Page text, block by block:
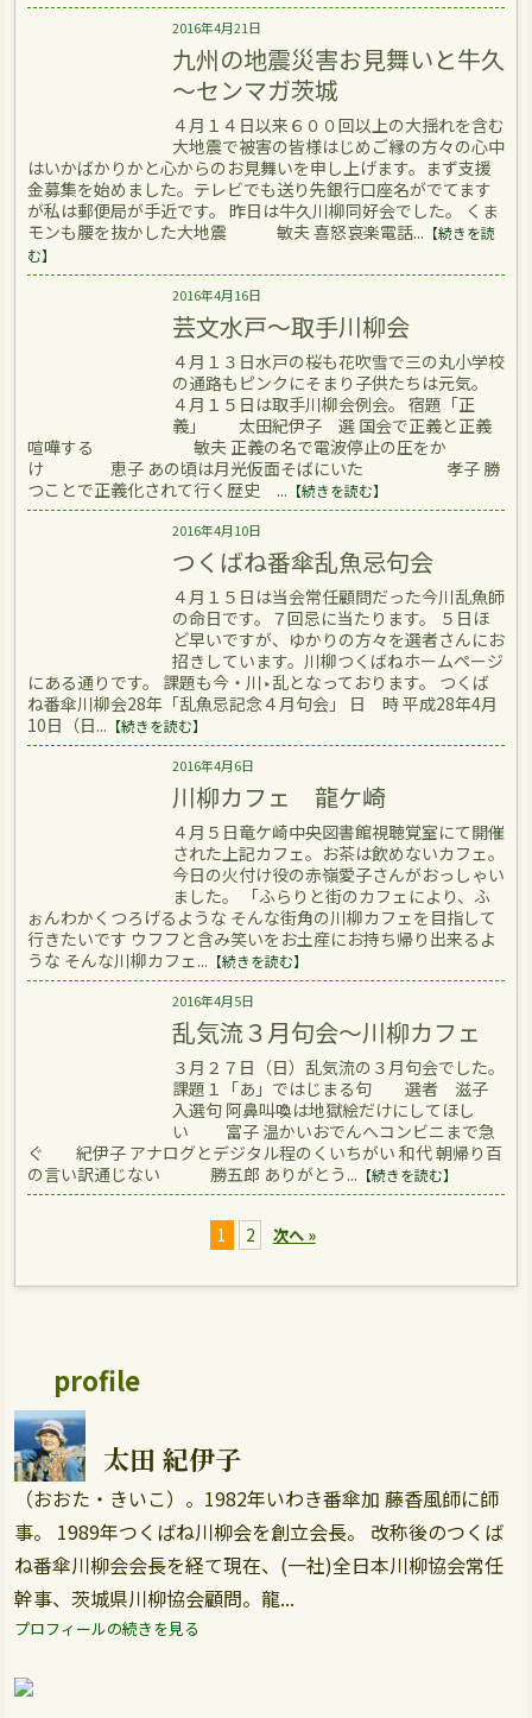
2016年4月21日
九州の地震災害お見舞いと牛久
～センマガ茨城
４月１４日以来６００回以上の大揺れを含む
大地震で被害の皆様はじめご縁の方々の心中
はいかばかりかと心からのお見舞いを申し上げます。まず支援
金募集を始めました。テレビでも送り先銀行口座名がでてます
が私は郵便局が手近です。 昨日は牛久川柳同好会でした。 くま
モンも腰を抜かした大地震 敏夫 喜怒哀楽電話... 【続きを読
む】
2016年4月16日
芸文水戸～取手川柳会
４月１３日水戸の桜も花吹雪で三の丸小学校
の通路もピンクにそまり子供たちは元気。
４月１５日は取手川柳会例会。 宿題「正
義」 太田紀伊子 選 国会で正義と正義
喧嘩する 敏夫 正義の名で電波停止の圧をか
け 恵子 あの頃は月光仮面そばにいた 孝子 勝
つことで正義化されて行く歴史 ... 【続きを読む】
2016年4月10日
つくばね番傘乱魚忌句会
４月１５日は当会常任顧問だった今川乱魚師
の命日です。７回忌に当たります。 ５日ほ
ど早いですが、ゆかりの方々を選者さんにお
招きしています。川柳つくばねホームページ
にある通りです。 課題も今・川‣乱となっております。 つくば
ね番傘川柳会28年「乱魚忌記念４月句会」 日 時 平成28年4月
10日（日... 【続きを読む】
2016年4月6日
川柳カフェ 龍ケ崎
４月５日竜ケ崎中央図書館視聴覚室にて開催
された上記カフェ。お茶は飲めないカフェ。
今日の火付け役の赤嶺愛子さんがおっしゃい
ました。 「ふらりと街のカフェにより、ふ
ぉんわかくつろげるような そんな街角の川柳カフェを目指して
行きたいです ウフフと含み笑いをお土産にお持ち帰り出来るよ
うな そんな川柳カフェ... 【続きを読む】
2016年4月5日
乱気流３月句会～川柳カフェ
３月２７日（日）乱気流の３月句会でした。
課題１「あ」ではじまる句 選者 滋子
入選句 阿鼻叫喚は地獄絵だけにしてほし
い 富子 温かいおでんへコンビニまで急
ぐ 紀伊子 アナログとデジタル程のくいちがい 和代 朝帰り百
の言い訳通じない 勝五郎 ありがとう... 【続きを読む】
1 2 次へ »
profile
太田 紀伊子
（おおた・きいこ）。1982年いわき番傘加 藤香風師に師
事。 1989年つくばね川柳会を創立会長。 改称後のつくば
ね番傘川柳会会長を経て現在、(一社)全日本川柳協会常任
幹事、茨城県川柳協会顧問。龍...
プロフィールの続きを見る